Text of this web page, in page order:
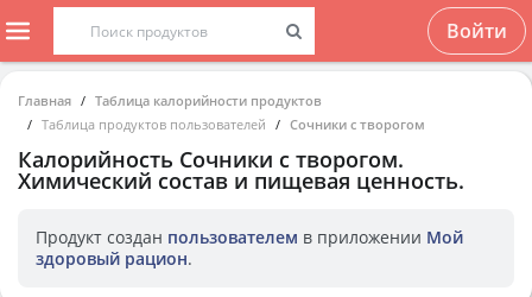
Войти
Главная
Таблица калорийности продуктов
Таблица продуктов пользователей
Сочники с творогом
Калорийность Сочники с творогом.
Химический состав и пищевая ценность.
Продукт создан пользователем в приложении Мой
здоровый рацион.